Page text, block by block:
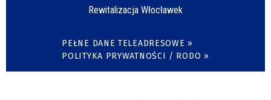
Rewitalizacja Włocławek
PEŁNE DANE TELEADRESOWE »
POLITYKA PRYWATNOŚCI / RODO »